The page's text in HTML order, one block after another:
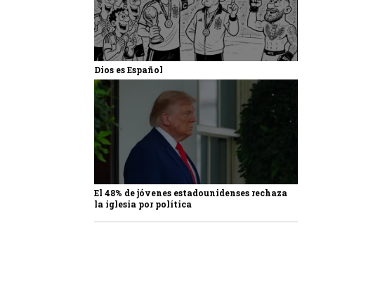
Dios es Español
El 48% de jóvenes estadounidenses rechaza
la iglesia por política